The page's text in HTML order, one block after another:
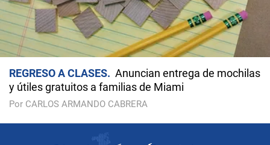
REGRESO A CLASES
Anuncian entrega de mochilas
y útiles gratuitos a familias de Miami
Por CARLOS ARMANDO CABRERA